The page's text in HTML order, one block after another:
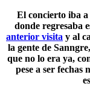
El concierto iba
donde regresaba
anterior visita y al
la gente de
que no lo era ya,
pese a ser fechas